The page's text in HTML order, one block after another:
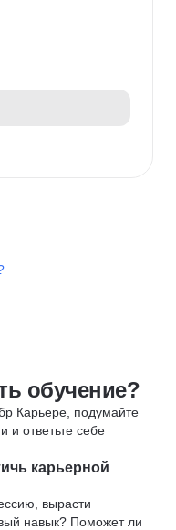
обучение?
Карьере, подумайте
и ответьте себе
карьерной
вырасти
навык? Поможет ли